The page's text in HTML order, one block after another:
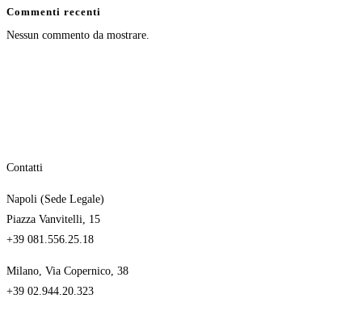
Commenti recenti
Nessun commento da mostrare.
Contatti
Napoli (Sede Legale)
Piazza Vanvitelli, 15
+39 081.556.25.18
Milano, Via Copernico, 38
+39 02.944.20.323